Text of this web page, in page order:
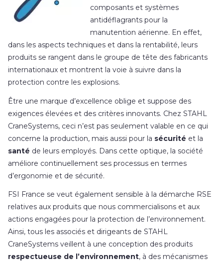
composants et systèmes
antidéflagrants pour la
manutention aérienne. En effet,
dans les aspects techniques et dans la rentabilité, leurs
produits se rangent dans le groupe de tête des fabricants
internationaux et montrent la voie à suivre dans la
protection contre les explosions.
Être une marque d’excellence oblige et suppose des
exigences élevées et des critères innovants. Chez STAHL
CraneSystems, ceci n’est pas seulement valable en ce qui
concerne la production, mais aussi pour la sécurité et la
santé de leurs employés. Dans cette optique, la société
améliore continuellement ses processus en termes
d’ergonomie et de sécurité.
FSI France se veut également sensible à la démarche RSE
relatives aux produits que nous commercialisons et aux
actions engagées pour la protection de l’environnement.
Ainsi, tous les associés et dirigeants de STAHL
CraneSystems veillent à une conception des produits
respectueuse de l’environnement, à des mécanismes